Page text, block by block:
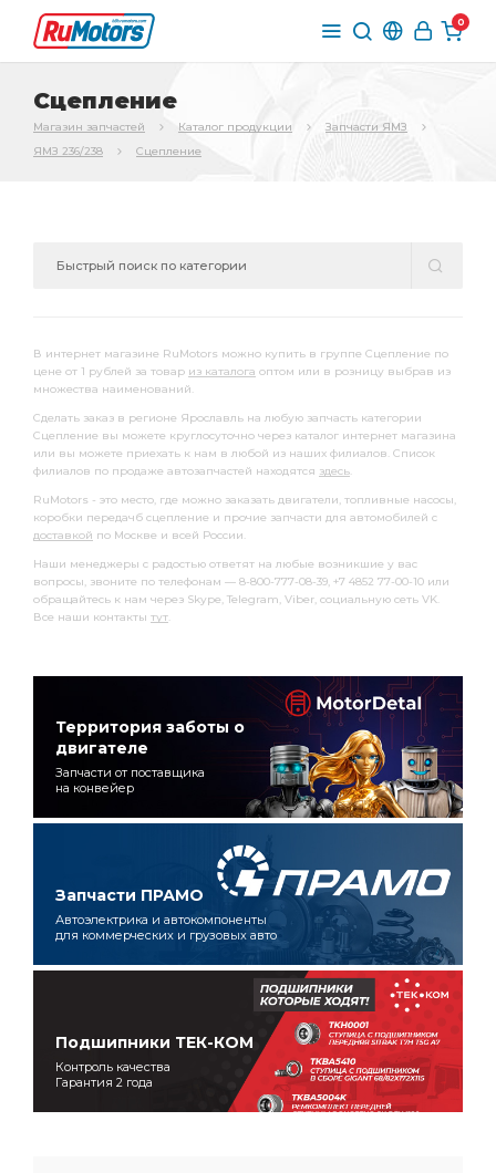
0
Сцепление
Магазин запчастей Каталог продукции
Запчасти ЯМЗ
ЯМЗ 236/238
Сцепление
В интернет магазине RuMotors можно купить в группе Сцепление по
цене от 1 рублей за товар из каталога оптом или в розницу выбрав из
множества наименований.
Сделать заказ в регионе Ярославль на любую запчасть категории
Сцепление вы можете круглосуточно через каталог интернет магазина
или вы можете приехать к нам в любой из наших филиалов. Список
филиалов по продаже автозапчастей находятся здесь.
RuMotors - это место, где можно заказать двигатели, топливные насосы,
коробки передачб сцепление и прочие запчасти для автомобилей с
доставкой по Москве и всей России.
Наши менеджеры с радостью ответят на любые возникшие у вас
вопросы, звоните по телефонам — 8-800-777-08-39, +7 4852 77-00-10 или
обращайтесь к нам через Skype, Telegram, Viber, социальную сеть VK.
Все наши контакты тут.
Территория заботы о
двигателе
Запчасти от поставщика
на конвейер
Запчасти ПРАМО
Автоэлектрика и автокомпоненты
для коммерческих и грузовых авто
Подшипники ТЕК-КОМ
Контроль качества
Гарантия 2 года